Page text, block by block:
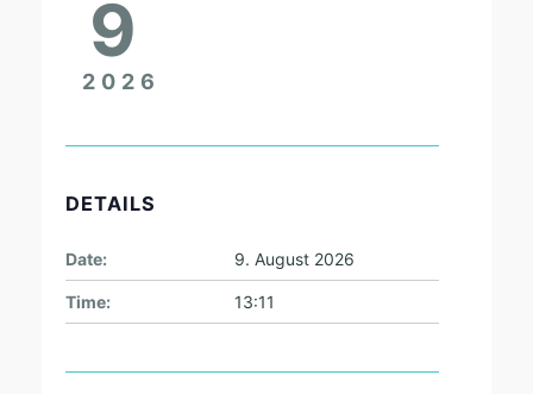
9
2026
DETAILS
Date: 9. August 2026
Time: 13:11